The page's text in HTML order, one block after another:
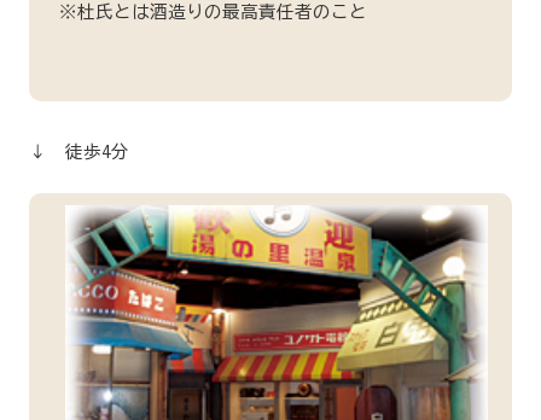
※杜氏とは酒造りの最高責任者のこと
↓ 徒歩4分